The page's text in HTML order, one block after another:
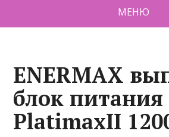
МЕНЮ
ENERMAX
блок питания
PlatimaxII